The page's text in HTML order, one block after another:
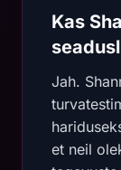
Kas
Jah.
et neil